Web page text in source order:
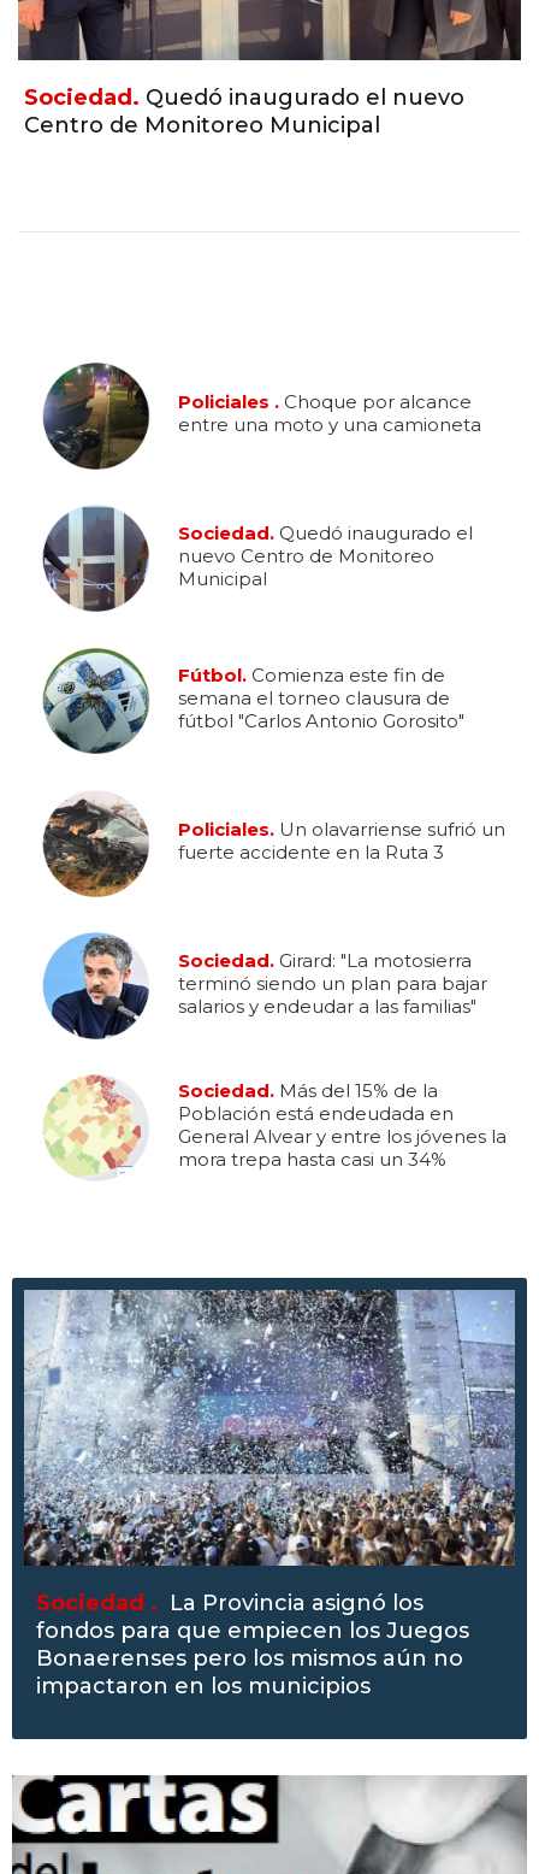
Sociedad. Quedó inaugurado el nuevo
Centro de Monitoreo Municipal
Policiales . Choque por alcance
entre una moto y una camioneta
Sociedad. Quedó inaugurado el
nuevo Centro de Monitoreo
Municipal
Fútbol. Comienza este fin de
semana el torneo clausura de
fútbol "Carlos Antonio Gorosito"
Policiales. Un olavarriense sufrió un
fuerte accidente en la Ruta 3
Sociedad. Girard: "La motosierra
terminó siendo un plan para bajar
salarios y endeudar a las familias"
Sociedad. Más del 15% de la
Población está endeudada en
General Alvear y entre los jóvenes la
mora trepa hasta casi un 34%
Sociedad . La Provincia asignó los
fondos para que empiecen los Juegos
Bonaerenses pero los mismos aún no
impactaron en los municipios